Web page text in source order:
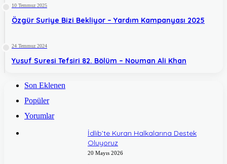
10 Temmuz 2025
Özgür Suriye Bizi Bekliyor – Yardım Kampanyası 2025
24 Temmuz 2024
Yusuf Suresi Tefsiri 82. Bölüm – Nouman Ali Khan
Son Eklenen
Popüler
Yorumlar
İdlib’te Kuran Halkalarına Destek
Oluyoruz
20 Mayıs 2026